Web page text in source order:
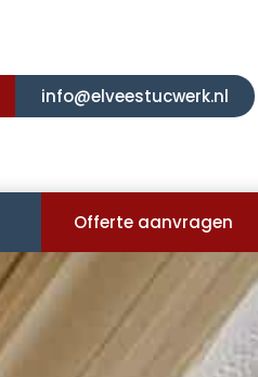
info@elveestucwerk.nl
Offerte aanvragen